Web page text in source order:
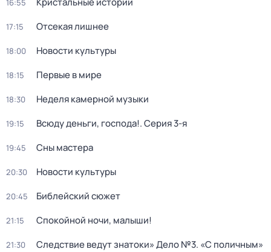
16:55
17:15 Отсекая лишнее
18:00 Новости культуры
18:15 Первые в мире
18:30 Неделя камерной музыки
19:15 Всюду деньги, господа!. Серия 3-я
19:45 Сны мастера
20:30 Новости культуры
20:45 Библейский сюжет
21:15 Спокойной ночи, малыши!
21:30 Следствие ведут знатоки» Дело №3. «С поличным»